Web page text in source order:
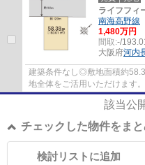
ライフフィ
南海高野線
1,480万円
間取:-/
大阪府河内
建築条件なし◎敷地面積約
地全体をご活用いただけます
あるマイホームが実現☆敷地
該当公
チェックした物件をま
検討リストに追加